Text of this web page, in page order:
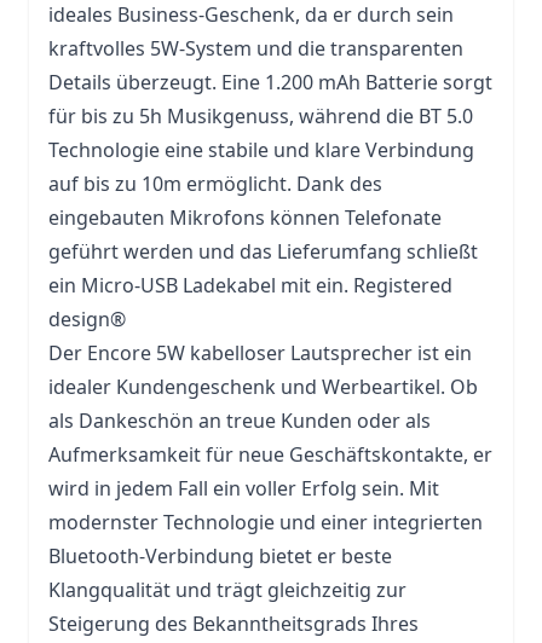
ideales Business-Geschenk, da er durch sein
kraftvolles 5W-System und die transparenten
Details überzeugt. Eine 1.200 mAh Batterie sorgt
für bis zu 5h Musikgenuss, während die BT 5.0
Technologie eine stabile und klare Verbindung
auf bis zu 10m ermöglicht. Dank des
eingebauten Mikrofons können Telefonate
geführt werden und das Lieferumfang schließt
ein Micro-USB Ladekabel mit ein. Registered
design®
Der Encore 5W kabelloser Lautsprecher ist ein
idealer Kundengeschenk und Werbeartikel. Ob
als Dankeschön an treue Kunden oder als
Aufmerksamkeit für neue Geschäftskontakte, er
wird in jedem Fall ein voller Erfolg sein. Mit
modernster Technologie und einer integrierten
Bluetooth-Verbindung bietet er beste
Klangqualität und trägt gleichzeitig zur
Steigerung des Bekanntheitsgrads Ihres